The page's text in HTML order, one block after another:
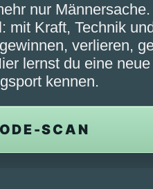
nur
mit Kraft, Technik und
verlieren,
lernst du eine neue
kennen.
SCAN